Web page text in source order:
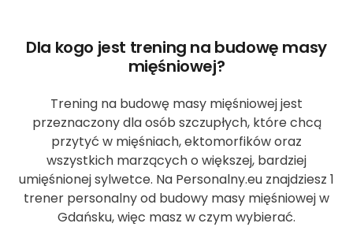
Dla kogo jest trening na budowę masy
mięśniowej?
Trening na budowę masy mięśniowej jest
przeznaczony dla osób szczupłych, które chcą
przytyć w mięśniach, ektomorfików oraz
wszystkich marzących o większej, bardziej
umięśnionej sylwetce. Na Personalny.eu znajdziesz 1
trener personalny od budowy masy mięśniowej w
Gdańsku, więc masz w czym wybierać.